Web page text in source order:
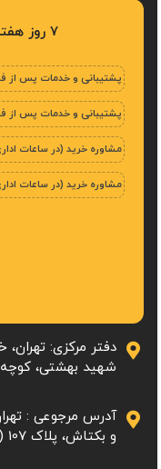
7 روز هفته پاسخگوی شما هستیم
پشتیبانی و خدمات پس از
پشتیبانی و خدمات پس از
مشاوره خرید (در ساعات
مشاوره خرید (در ساعات
دفتر مرکزی: تهران،
شهید بهشتی، کوچه شهدا،
آدرس مرجوعی :
و بکتاش، پلاک 107 (محله‌ی بازار تهران)